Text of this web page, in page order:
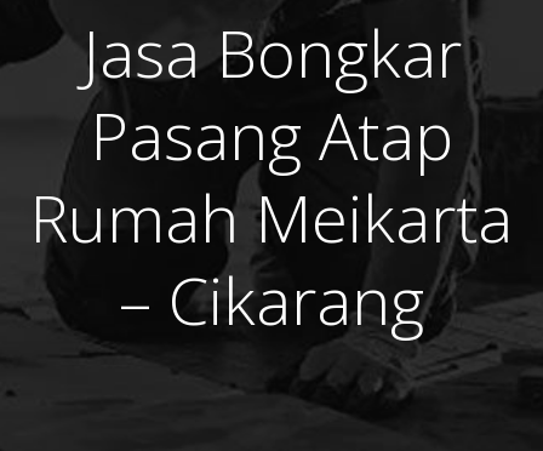
Jasa Bongkar
Pasang Atap
Rumah Meikarta
– Cikarang